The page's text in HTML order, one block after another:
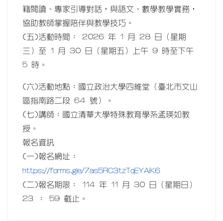
籍閱讀、專家引導對話，與語文、數學教學實務，
協助教師掌握陪伴與教學技巧。
(五)活動時間： 2026 年 1 月 28 日（星期
三）至 1 月 30 日（星期五）上午 9 時至下午
5 時。
(六)活動地點：國立政治大學四維堂（臺北市文山
區指南路二段 64 號）。
(七)講師：國立清華大學特殊教育學系孟瑛如教
授。
報名資訊
(一)報名網址：
https://forms.gle/7as5RC3tzTqEYAiK6
(二)報名期限： 114 年 11 月 30 日（星期日）
23 ： 59 截止。